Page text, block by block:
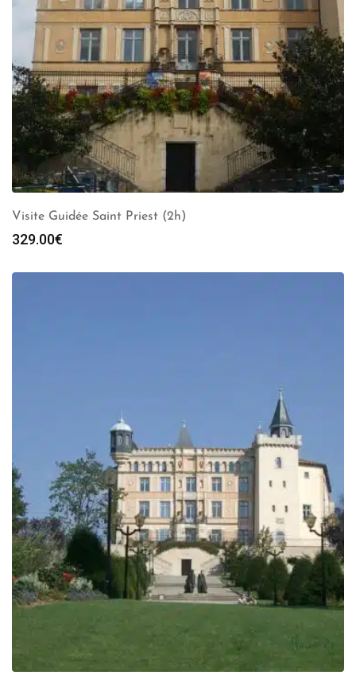
Visite Guidée Saint Priest (2h)
329.00€